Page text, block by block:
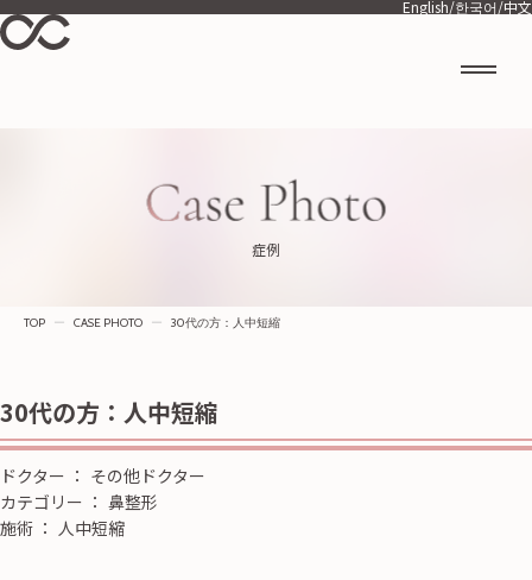
English/한국어/中文
症例
TOP ー CASE PHOTO ー 30代の方：人中短縮
30代の方：人中短縮
ドクター ： その他ドクター
カテゴリー ： 鼻整形
施術 ： 人中短縮